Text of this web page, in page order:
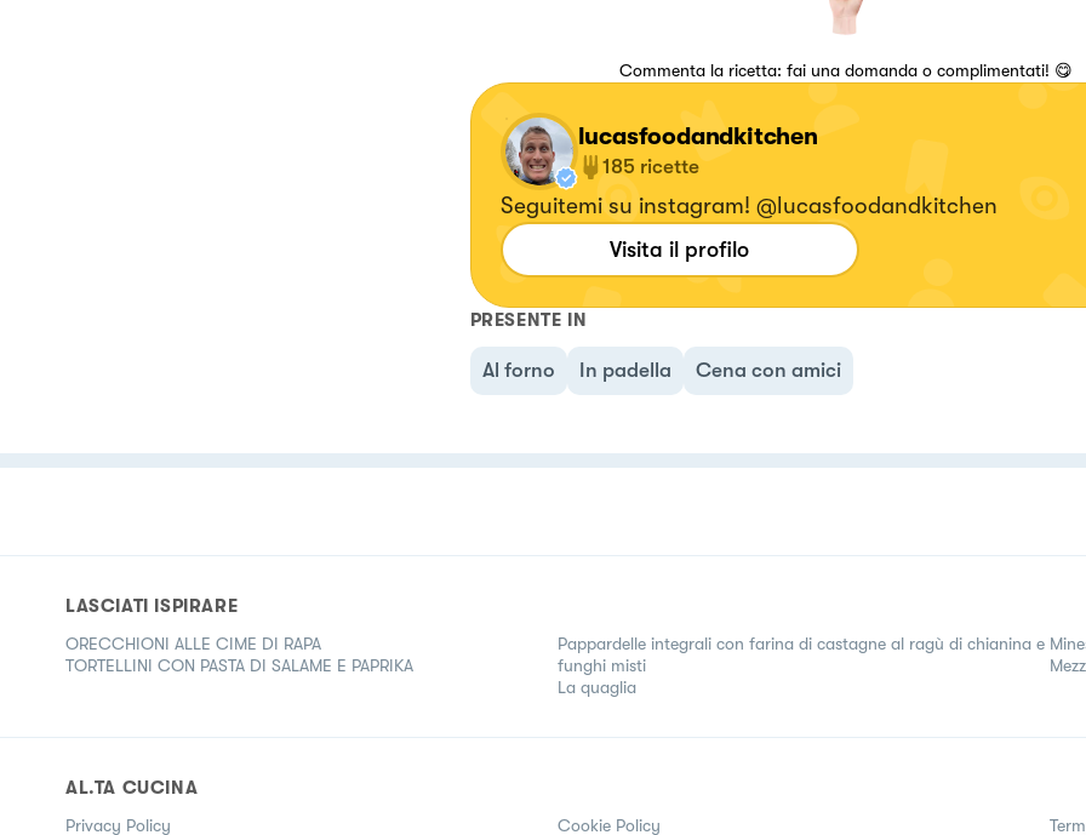
Commenta la ricetta: fai una domanda o complimentati! 😋
lucasfoodandkitchen
185 ricette
Seguitemi su instagram! @lucasfoodandkitchen
Visita il profilo
PRESENTE IN
Al forno In padella Cena con amici
LASCIATI ISPIRARE
ORECCHIONI ALLE CIME DI RAPA
TORTELLINI CON PASTA DI SALAME E PAPRIKA
Pappardelle integrali con farina di castagne al ragù di chianina e
funghi misti
La quaglia
AL.TA CUCINA
Privacy Policy Cookie Policy